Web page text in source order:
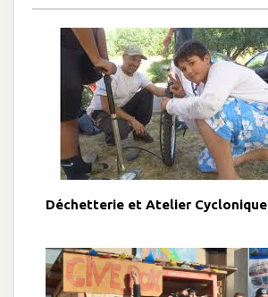
Déchetterie et Atelier Cyclonique